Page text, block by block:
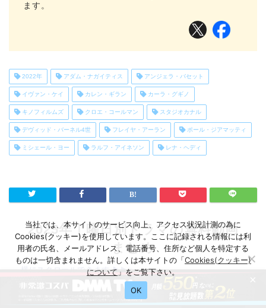
ます。
2022年 アダム・ナガイティス アンジェラ・バセット
イヴァン・ケイ カレン・ギラン カーラ・グギノ
キノフィルムズ クロエ・コールマン スタジオカナル
デヴィッド・バーネル4世 フレイヤ・アーラン ポール・ジアマッティ
ミシェール・ヨー ラルフ・アイネソン レナ・ヘディ
2025年｜曜日別ドラマの無料動画
まとめ
横にスクロールできます
当社では、本サイトのサービス向上、アクセス状況計測の為に
Cookies(クッキー)を使用しています。ここに記録される情報には利
用者の氏名、メールアドレス、電話番号、住所など個人を特定する
ものは一切含まれません。詳しくは本サイトの「Cookies(クッキー)
について 」をご覧下さい。
OK